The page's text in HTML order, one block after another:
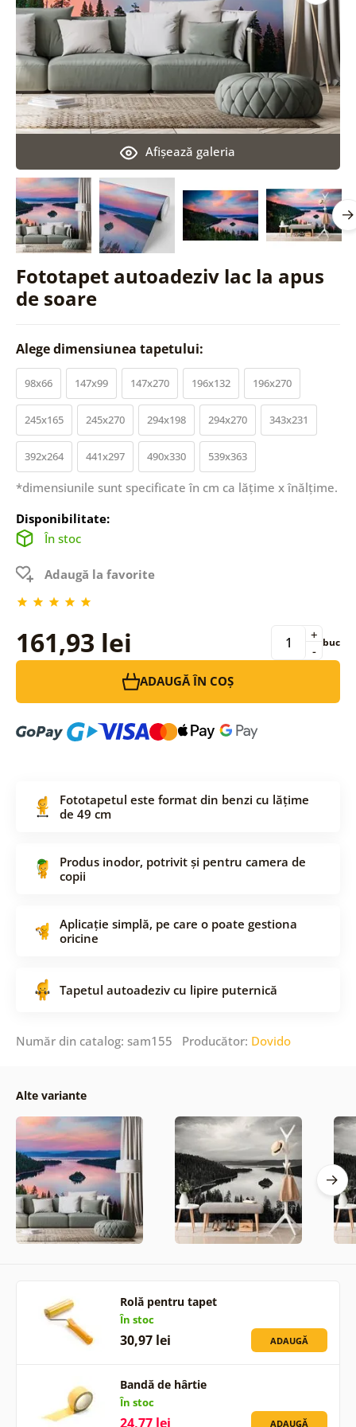
Fototapet autoadeziv lac la apus
de soare
Afişează galeria
Alege dimensiunea tapetului:
98x66 147x99 147x270 196x132 196x270
245x165 245x270 294x198 294x270 343x231
392x264 441x297 490x330 539x363
*dimensiunile sunt specificate în cm ca lățime x înălțime.
Disponibilitate:
În stoc
Adaugă la favorite
161,93 lei -
+ buc
ADAUGĂ ÎN COȘ
Fototapetul este format din benzi cu lățime
de 49 cm
Produs inodor, potrivit și pentru camera de
copii
Aplicație simplă, pe care o poate gestiona
oricine
Tapetul autoadeziv cu lipire puternică
Număr din catalog: sam155 Producător: Dovido
Alte variante
Rolă pentru tapet
În stoc
30,97 lei ADAUGĂ
Bandă de hârtie
În stoc
24,77 lei ADAUGĂ